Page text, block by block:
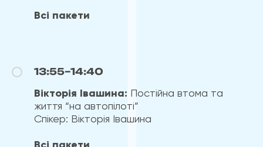
Всі пакети
13:55–14:40
Вікторія Івашина: Постійна втома та
життя “на автопілоті”
Спікер: Вікторія Івашина